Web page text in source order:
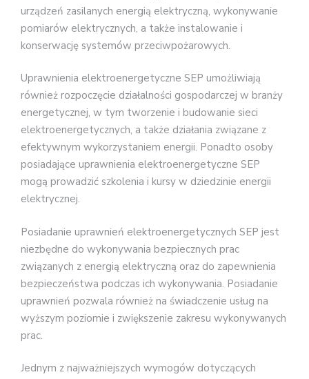
urządzeń zasilanych energią elektryczną, wykonywanie
pomiarów elektrycznych, a także instalowanie i
konserwację systemów przeciwpożarowych.
Uprawnienia elektroenergetyczne SEP umożliwiają
również rozpoczęcie działalności gospodarczej w branży
energetycznej, w tym tworzenie i budowanie sieci
elektroenergetycznych, a także działania związane z
efektywnym wykorzystaniem energii. Ponadto osoby
posiadające uprawnienia elektroenergetyczne SEP
mogą prowadzić szkolenia i kursy w dziedzinie energii
elektrycznej.
Posiadanie uprawnień elektroenergetycznych SEP jest
niezbędne do wykonywania bezpiecznych prac
związanych z energią elektryczną oraz do zapewnienia
bezpieczeństwa podczas ich wykonywania. Posiadanie
uprawnień pozwala również na świadczenie usług na
wyższym poziomie i zwiększenie zakresu wykonywanych
prac.
Jednym z najważniejszych wymogów dotyczących